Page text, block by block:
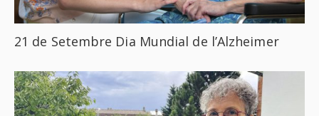
21 de Setembre Dia Mundial de l’Alzheimer